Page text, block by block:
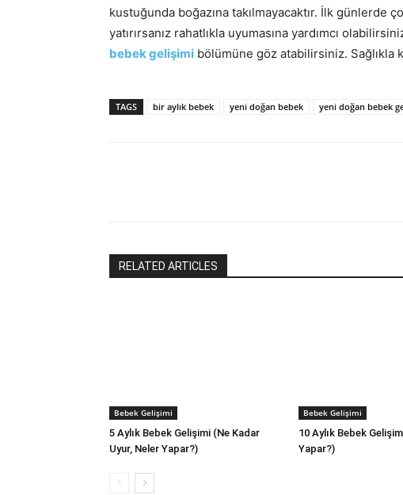
kustuğunda boğazına takılmayacaktır. İlk günlerde
yatırırsanız rahatlıkla uyumasına yardımcı
bebek gelişimi bölümüne göz atabilirsiniz. Sağlıkla
TAGS bir aylık bebek yeni doğan bebek yeni doğan bebek
RELATED ARTICLES
Bebek Gelişimi
5 Aylık Bebek Gelişimi (Ne Kadar
Uyur, Neler Yapar?)
Bebek Gelişimi
10 Aylık Bebek
Yapar?)